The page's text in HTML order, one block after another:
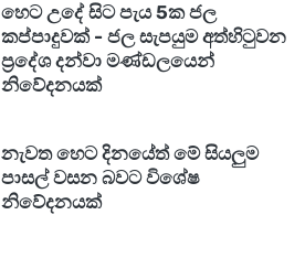
හෙට උදේ සිට පැය 5ක ජල
කප්පාදුවක් - ජල සැපයුම අත්හිටුවන
ප්‍රදේශ දන්වා මණ්ඩලයෙන්
නිවේදනයක්
නැවත හෙට දිනයේත් මේ සියලුම
පාසල් වසන බවට විශේෂ
නිවේදනයක්